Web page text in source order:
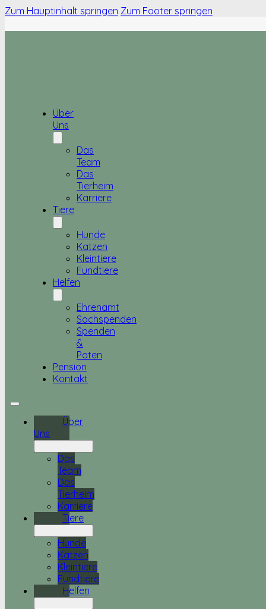
Zum Hauptinhalt springen Zum Footer springen
Über
Uns
Das
Team
Das
Tierheim
Karriere
Tiere
Hunde
Katzen
Kleintiere
Fundtiere
Helfen
Ehrenamt
Sachspenden
Spenden
&
Paten
Pension
Kontakt
Über
Uns
Das
Team
Das
Tierheim
Karriere
Tiere
Hunde
Katzen
Kleintiere
Fundtiere
Helfen